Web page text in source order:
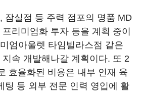
잠실점 등 주력 점포의 명품 MD
리미엄화 투자 등을 계획 중이
엄아울렛 타임빌라스점 같은
속 개발해나갈 계획이다. 또 2
효율화된 비용은 내부 인재 육
팅 등 외부 전문 인력 영입에 활